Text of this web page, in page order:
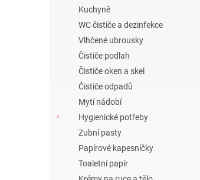
Kuchyně
WC čističe a dezinfekce
Vlhčené ubrousky
Čističe podlah
Čističe oken a skel
Čističe odpadů
Mytí nádobí
Hygienické potřeby
Zubní pasty
Papírové kapesníčky
Toaletní papír